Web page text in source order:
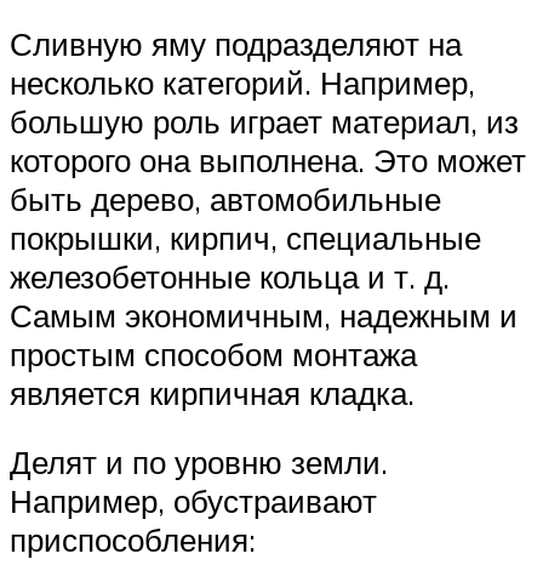
Сливную яму подразделяют на
несколько категорий. Например,
большую роль играет материал, из
которого она выполнена. Это может
быть дерево, автомобильные
покрышки, кирпич, специальные
железобетонные кольца и т. д.
Самым экономичным, надежным и
простым способом монтажа
является кирпичная кладка.
Делят и по уровню земли.
Например, обустраивают
приспособления: